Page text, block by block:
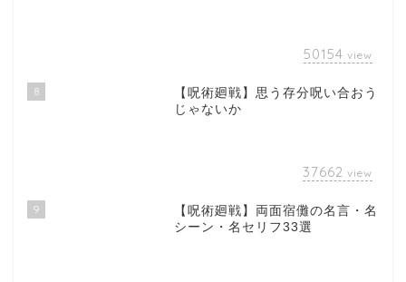
50154 view
8
【呪術廻戦】思う存分呪い合おう
じゃないか
37662 view
9
【呪術廻戦】両面宿儺の名言・名
シーン・名セリフ33選